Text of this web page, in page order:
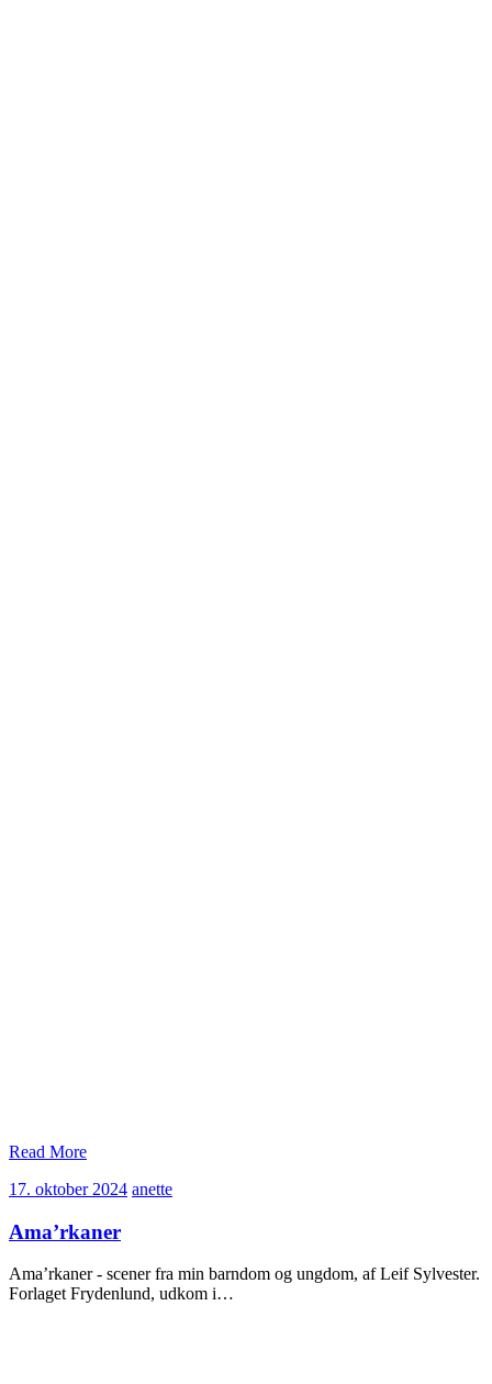
Read More
17. oktober 202417.
anetteanette
Ama’rkaner
Ama’rkaner - scener fra min barndom og ungdom, af Leif Sylvester.
Forlaget Frydenlund, udkom i…